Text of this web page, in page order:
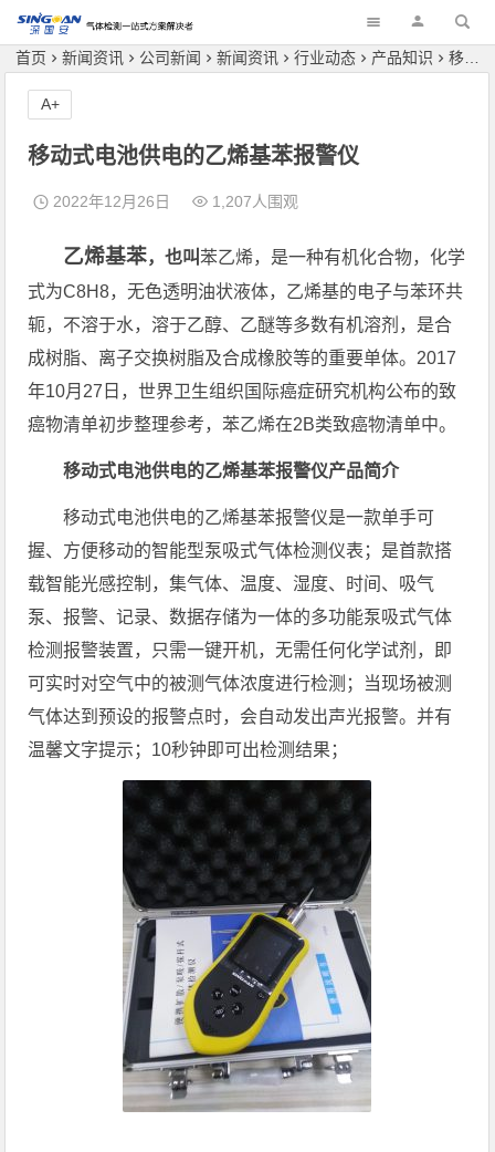
深国安
首页 新闻资讯 公司新闻 新闻资讯 行业动态 产品知识 移动式电池供电的乙烯基苯报警仪
移动式电池供电的乙烯基苯报警仪
2022年12月26日 1,207人围观
乙烯基苯，也叫苯乙烯，是一种有机化合物，化学
式为C8H8，无色透明油状液体，乙烯基的电子与苯环共
轭，不溶于水，溶于乙醇、乙醚等多数有机溶剂，是合
成树脂、离子交换树脂及合成橡胶等的重要单体。2017
年10月27日，世界卫生组织国际癌症研究机构公布的致
癌物清单初步整理参考，苯乙烯在2B类致癌物清单中。
移动式电池供电的乙烯基苯报警仪产品简介
移动式电池供电的乙烯基苯报警仪是一款单手可
握、方便移动的智能型泵吸式气体检测仪表；是首款搭
载智能光感控制，集气体、温度、湿度、时间、吸气
泵、报警、记录、数据存储为一体的多功能泵吸式气体
检测报警装置，只需一键开机，无需任何化学试剂，即
可实时对空气中的被测气体浓度进行检测；当现场被测
气体达到预设的报警点时，会自动发出声光报警。并有
温馨文字提示；10秒钟即可出检测结果；
A+